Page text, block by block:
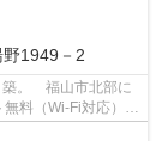
野1949－2
。 福山市北部に
料（Wi-Fi対応）